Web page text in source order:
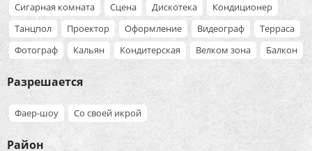
Сигарная комната Сцена Дискотека
Кондиционер
Танцпол
Проектор Оформление Видеограф
Терраса
Фотограф
Кальян Кондитерская Велком зона Балкон
Разрешается
Фаер-шоу Со своей икрой
Район